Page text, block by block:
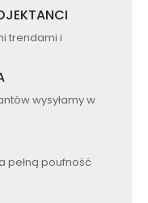
trendami i
wysyłamy w
pełną poufność